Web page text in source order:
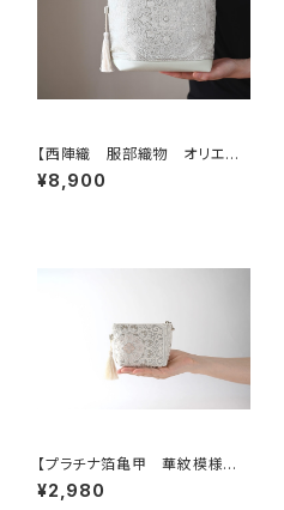
【西陣織 服部織物 オリエン
ト更紗 華紋様 薄グリーン・シ
ルバー シルク帯リメイク トー
¥8,900
【プラチナ箔亀甲 華紋模様
シルク帯リメイク ミニポーチ】
カードケース、ポーチ小さめ、ジ
¥2,980